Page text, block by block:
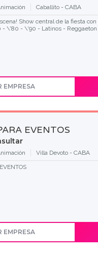
Caballito - CABA
Show central de la fiesta
- \'80 - \'90 - Latinos - Reggaeton
EMPRESA
EVENTOS
Villa Devoto - CABA
EMPRESA